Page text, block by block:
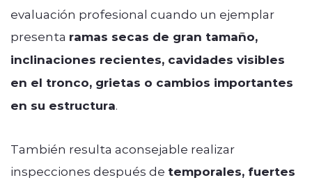
evaluación profesional cuando un ejemplar
presenta ramas secas de gran tamaño,
inclinaciones recientes, cavidades visibles
en el tronco, grietas o cambios importantes
en su estructura.
También resulta aconsejable realizar
inspecciones después de temporales, fuertes